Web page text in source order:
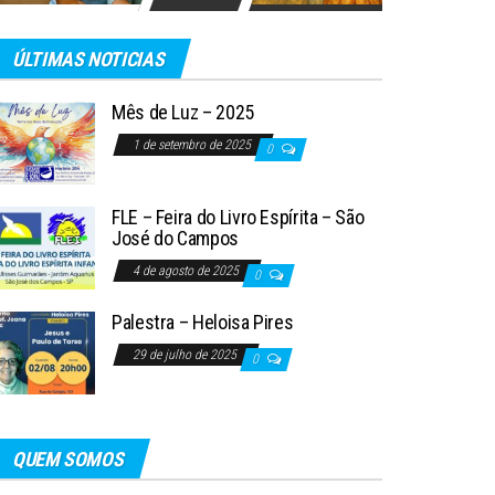
ÚLTIMAS NOTICIAS
Mês de Luz – 2025
1 de setembro de 2025 0
FLE – Feira do Livro Espírita – São
José do Campos
4 de agosto de 2025 0
Palestra – Heloisa Pires
29 de julho de 2025 0
QUEM SOMOS